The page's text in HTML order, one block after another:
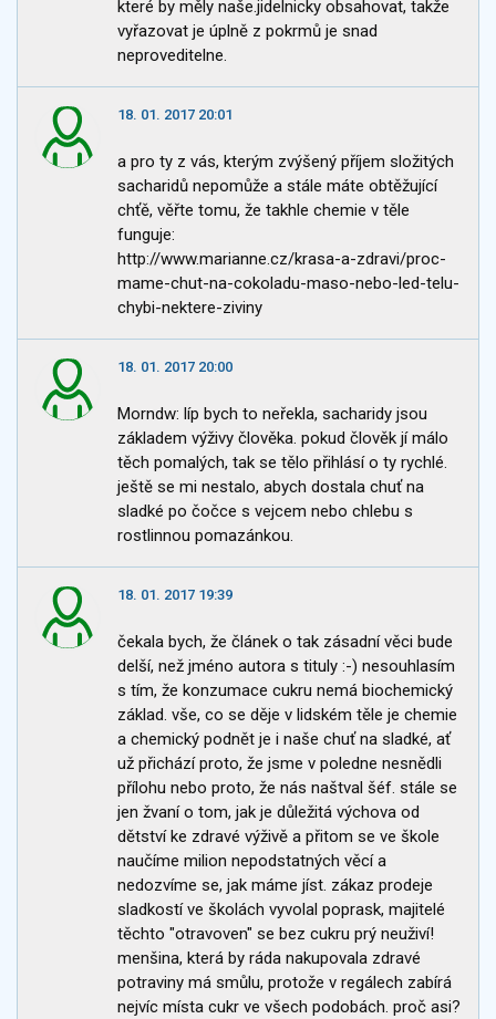
které by měly naše.jidelnicky obsahovat, takže
vyřazovat je úplně z pokrmů je snad
neproveditelne.
18. 01. 2017 20:01
a pro ty z vás, kterým zvýšený příjem složitých
sacharidů nepomůže a stále máte obtěžující
chťě, věřte tomu, že takhle chemie v těle
funguje:
http://www.marianne.cz/krasa-a-zdravi/proc-
mame-chut-na-cokoladu-maso-nebo-led-telu-
chybi-nektere-ziviny
18. 01. 2017 20:00
Morndw: líp bych to neřekla, sacharidy jsou
základem výživy člověka. pokud člověk jí málo
těch pomalých, tak se tělo přihlásí o ty rychlé.
ještě se mi nestalo, abych dostala chuť na
sladké po čočce s vejcem nebo chlebu s
rostlinnou pomazánkou.
18. 01. 2017 19:39
čekala bych, že článek o tak zásadní věci bude
delší, než jméno autora s tituly :-) nesouhlasím
s tím, že konzumace cukru nemá biochemický
základ. vše, co se děje v lidském těle je chemie
a chemický podnět je i naše chuť na sladké, ať
už přichází proto, že jsme v poledne nesnědli
přílohu nebo proto, že nás naštval šéf. stále se
jen žvaní o tom, jak je důležitá výchova od
dětství ke zdravé výživě a přitom se ve škole
naučíme milion nepodstatných věcí a
nedozvíme se, jak máme jíst. zákaz prodeje
sladkostí ve školách vyvolal poprask, majitelé
těchto "otravoven" se bez cukru prý neuživí!
menšina, která by ráda nakupovala zdravé
potraviny má smůlu, protože v regálech zabírá
nejvíc místa cukr ve všech podobách. proč asi?